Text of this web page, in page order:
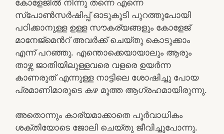
കോളേജിൽ നിന്നു തന്നെ എന്നെ
സ്പോൺസർഷിപ്പ് ഓടുകൂടി പുറത്തുപോയി
പഠിക്കാനുള്ള ഉള്ള സൗകര്യങ്ങളും കോളേജ്
മാനേജ്മെൻറ് അവർക്ക് ചെയ്തു കൊടുക്കാം
എന്ന് പറഞ്ഞു. എന്തൊക്കെയായാലും ആരും
താഴ്ന്ന ജാതിയിലുള്ളവരെ വളരെ ഉയർന്ന
കാണരുത് എന്നുള്ള നാട്ടിലെ ശോഷിച്ചു പോയ
പ്രമാണിമാരുടെ കഴ മൂത്ത ആഗ്രഹമായിരുന്നു.
അതൊന്നും കാര്യമാക്കാതെ പൂർവാധികം
ശക്തിയോടെ ജോലി ചെയ്തു ജീവിച്ചുപോന്നു.